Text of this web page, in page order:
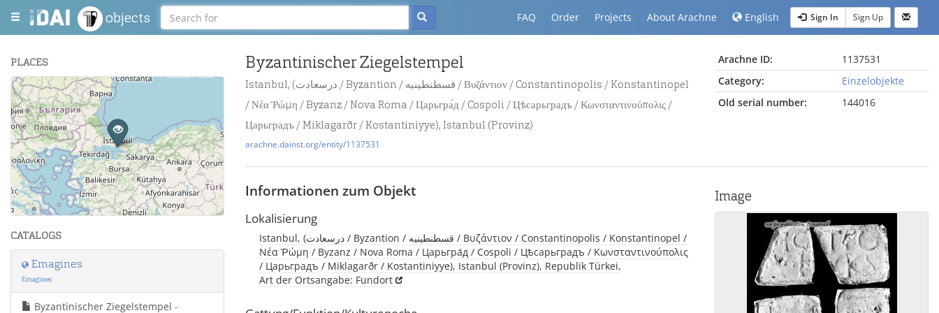
objects FAQ Order Projects About Arachne English Sign In Sign Up
PLACES
+
−
Leaflet| Maps and Data ©OpenStreetMap.
CATALOGS
Emagines
Emagines
Byzantinischer Ziegelstempel -
Byzantinischer Ziegelstempel
Istanbul, (درسعادت / Byzantion / قسطنطينيه / Βυζάντιον / Constantinopolis / Konstantinopel
/ Νέα Ῥώμη / Byzanz / Nova Roma / Царьгра́д / Cospoli / Цѣсарьградъ / Κωνσταντινούπολις /
Царьградъ / Miklagarðr / Kostantiniyye), Istanbul (Provinz)
arachne.dainst.org/entity/1137531
Arachne ID:
1137531
Category:
Einzelobjekte
Old serial number:
144016
Informationen zum Objekt
Lokalisierung
Istanbul, (درسعادت / Byzantion / قسطنطينيه / Βυζάντιον / Constantinopolis / Konstantinopel /
Νέα Ῥώμη / Byzanz / Nova Roma / Царьгра́д / Cospoli / Цѣсарьградъ / Κωνσταντινούπολις
/ Царьградъ / Miklagarðr / Kostantiniyye), Istanbul (Provinz), Republik Türkei,
Art der Ortsangabe: Fundort
Image